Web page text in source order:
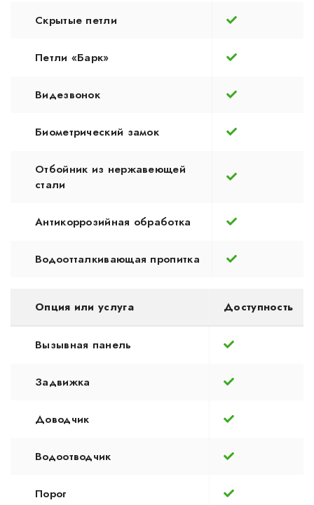
Скрытые петли
Петли «Барк»
Видезвонок
Биометрический замок
Отбойник из нержавеющей
стали
Антикоррозийная обработка
Водоотталкивающая пропитка
Опция или услуга Доступность
Вызывная панель
Задвижка
Доводчик
Водоотводчик
Порог